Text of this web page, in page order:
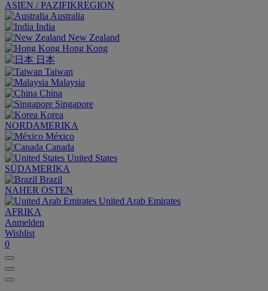
ASIEN / PAZIFIKREGION
Australia
India
New Zealand
Hong Kong
日本
Taiwan
Malaysia
China
Singapore
Korea
NORDAMERIKA
México
Canada
United States
SÜDAMERIKA
Brazil
NAHER OSTEN
United Arab Emirates
AFRIKA
Anmelden
Wishlist
0